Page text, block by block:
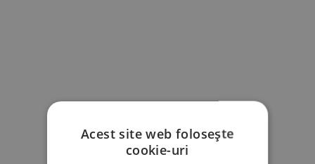
Acest site web folosește
cookie-uri